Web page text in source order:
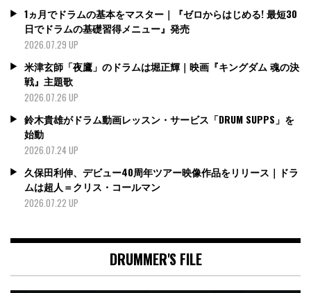
1ヵ月でドラムの基本をマスター｜『ゼロからはじめる! 最短30
日でドラムの基礎習得メニュー』発売
2026.07.29 UP
米津玄師「夜鷹」のドラムは堀正輝｜映画『キングダム 魂の決
戦』主題歌
2026.07.26 UP
鈴木貴雄がドラム動画レッスン・サービス「DRUM SUPPS」を
始動
2026.07.24 UP
久保田利伸、デビュー40周年ツアー映像作品をリリース｜ドラ
ムは超人＝クリス・コールマン
2026.07.22 UP
DRUMMER'S FILE